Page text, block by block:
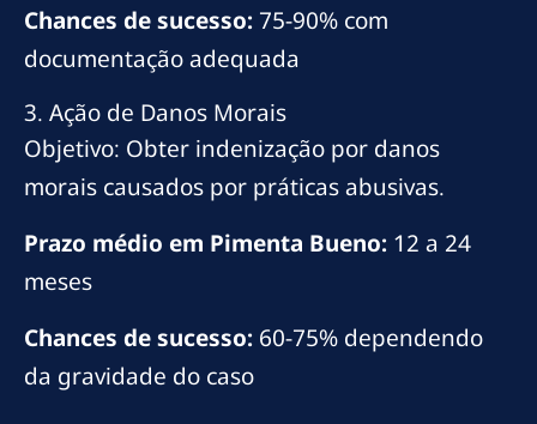
Chances de sucesso: 75-90% com
documentação adequada
3. Ação de Danos Morais
Objetivo: Obter indenização por danos
morais causados por práticas abusivas.
Prazo médio em Pimenta Bueno: 12 a 24
meses
Chances de sucesso: 60-75% dependendo
da gravidade do caso